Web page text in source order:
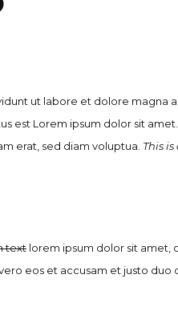
ut labore et dolore magna
est Lorem ipsum dolor sit
erat, sed diam voluptua. This
text lorem ipsum dolor sit amet,
eos et accusam et justo